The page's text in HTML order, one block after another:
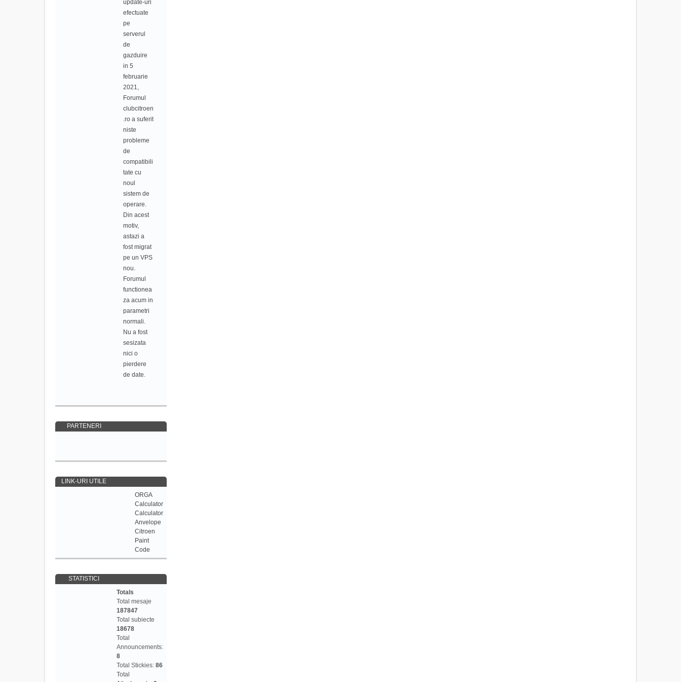
update-uri
efectuate
pe
serverul
de
gazduire
in 5
februarie
2021,
Forumul
clubcitroen
.ro a suferit
niste
probleme
de
compatibili
tate cu
noul
sistem de
operare.
Din acest
motiv,
astazi a
fost migrat
pe un VPS
nou.
Forumul
functionea
za acum in
parametri
normali.
Nu a fost
sesizata
nici o
pierdere
de date.
PARTENERI
LINK-URI UTILE
ORGA
Calculator
Calculator
Anvelope
Citroen
Paint
Code
STATISTICI
Totals
Total mesaje
187847
Total subiecte
18678
Total
Announcements:
8
Total Stickies: 86
Total